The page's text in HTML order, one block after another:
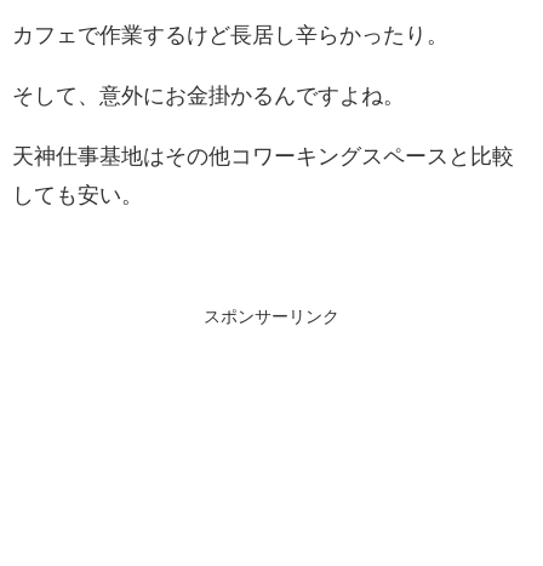
カフェで作業するけど長居し辛らかったり。
そして、意外にお金掛かるんですよね。
天神仕事基地はその他コワーキングスペースと比較
しても安い。
スポンサーリンク